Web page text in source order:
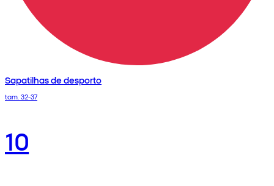
Sapatilhas de desporto
tam. 32-37
10